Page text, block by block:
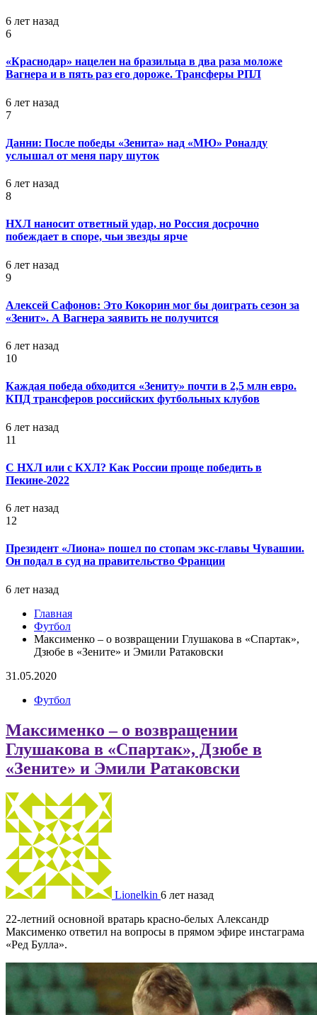
6 лет назад
6
«Краснодар» нацелен на бразильца в два раза моложе
Вагнера и в пять раз его дороже. Трансферы РПЛ
6 лет назад
7
Данни: После победы «Зенита» над «МЮ» Роналду
услышал от меня пару шуток
6 лет назад
8
НХЛ наносит ответный удар, но Россия досрочно
побеждает в споре, чьи звезды ярче
6 лет назад
9
Алексей Сафонов: Это Кокорин мог бы доиграть сезон за
«Зенит». А Вагнера заявить не получится
6 лет назад
10
Каждая победа обходится «Зениту» почти в 2,5 млн евро.
КПД трансферов российских футбольных клубов
6 лет назад
11
С НХЛ или с КХЛ? Как России проще победить в
Пекине-2022
6 лет назад
12
Президент «Лиона» пошел по стопам экс-главы Чувашии.
Он подал в суд на правительство Франции
6 лет назад
Главная
Футбол
Максименко – о возвращении Глушакова в «Спартак»,
Дзюбе в «Зените» и Эмили Ратаковски
31.05.2020
Футбол
Максименко – о возвращении
Глушакова в «Спартак», Дзюбе в
«Зените» и Эмили Ратаковски
Lionelkin 6 лет назад
22-летний основной вратарь красно-белых Александр
Максименко ответил на вопросы в прямом эфире инстаграма
«Ред Булла».